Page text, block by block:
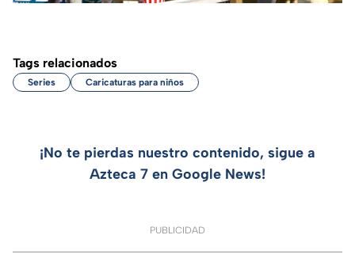
Tags relacionados
Series Caricaturas para niños
¡No te pierdas nuestro contenido, sigue a
Azteca 7 en Google News!
PUBLICIDAD